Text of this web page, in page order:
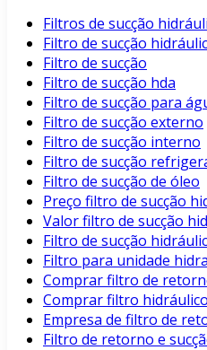
Filtros de sucção
Filtro de sucção
Filtro de sucção
Filtro de sucção hda
Filtro de sucção para
Filtro de sucção externo
Filtro de sucção interno
Filtro de sucção
Filtro de sucção de óleo
Preço filtro de sucção
Valor filtro de sucção
Filtro de sucção
Filtro para unidade
Comprar filtro de
Comprar filtro hidráulico
Empresa de filtro de
Filtro de retorno e